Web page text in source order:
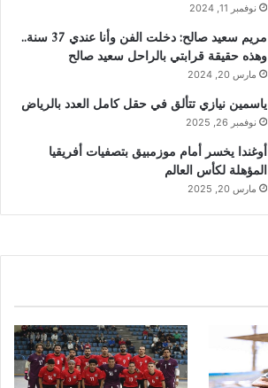
نوفمبر 11, 2024
مريم سعيد صالح: دخلت الفن وأنا عندي 37 سنة..
وهذه حقيقة قرابتي بالراحل سعيد صالح
مارس 20, 2024
ياسمين نيازي تتألق في حقل كامل العدد بالرياض
نوفمبر 26, 2025
أوغندا يخسر أمام موزمبيق بتصفيات أفريقيا
المؤهلة لكأس العالم
مارس 20, 2025